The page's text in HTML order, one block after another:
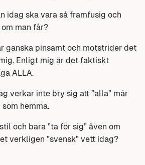
idag ska vara så framfusig och
man får?
ganska pinsamt och motstrider det
Enligt mig är det faktiskt
ALLA.
verkar inte bry sig att ”alla” mår
hemma.
och bara ”ta för sig” även om
verkligen ”svensk” vett idag?